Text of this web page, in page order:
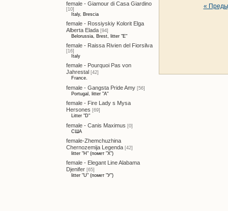
female - Giamour di Casa Giardino
[10]
Italy, Brescia
female - Rossiyskiy Kolorit Elga
Alberta Elada [94]
Belorussia, Brest, litter "E"
female - Raissa Rivien del Fiorsilva
[16]
Italy
female - Pourquoi Pas von
Jahrestal [42]
France.
female - Gangsta Pride Amy [56]
Portugal, litter "A"
female - Fire Lady s Mysa
Hersones [69]
Litter "D"
female - Canis Maximus [0]
США
female-Zhemchuzhina
Chernozemija Legenda [42]
litter "H" (помет "Х")
female - Elegant Line Alabama
Djenifer [65]
litter "U" (помет "У")
«